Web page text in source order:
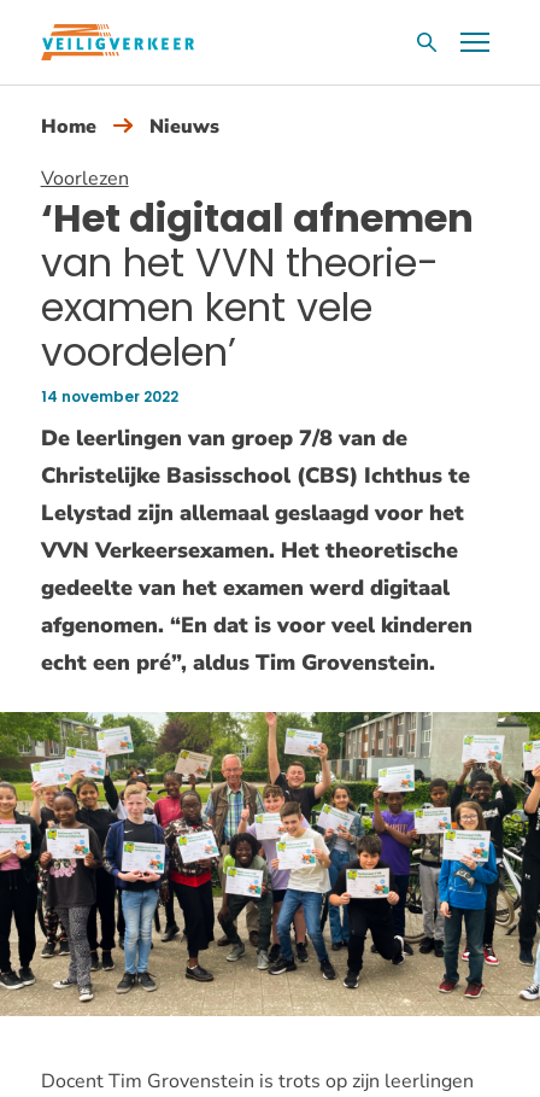
Overslaan
inhoud
ZoekvakMenu
Home
Nieuws
Voorlezen
‘Het digitaal afnemen
van het VVN theorie-
examen kent vele
voordelen’
Publicatiedatum:
14 november 2022
De leerlingen van groep 7/8 van de
Christelijke Basisschool (CBS) Ichthus te
Lelystad zijn allemaal geslaagd voor het
VVN Verkeersexamen. Het theoretische
gedeelte van het examen werd digitaal
afgenomen. “En dat is voor veel kinderen
echt een pré”, aldus Tim Grovenstein.
Docent Tim Grovenstein is trots op zijn leerlingen